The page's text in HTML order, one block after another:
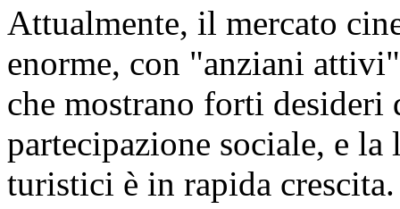
Attualmente, il mercato
enorme, con "anziani
che mostrano forti desideri
partecipazione sociale, e
turistici è in rapida